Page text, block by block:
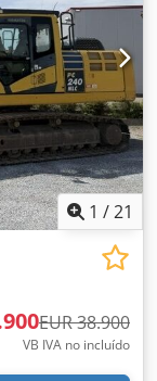
centralizado
1 /21
EUR 38.900
VB IVA no incluído